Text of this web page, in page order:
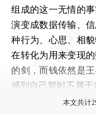
组成的这一无情的
演变成数据传输、
种行为、心思、相
在转化为用来变现
的剑，而钱依然是
感到自己暂时不属于
本文共计